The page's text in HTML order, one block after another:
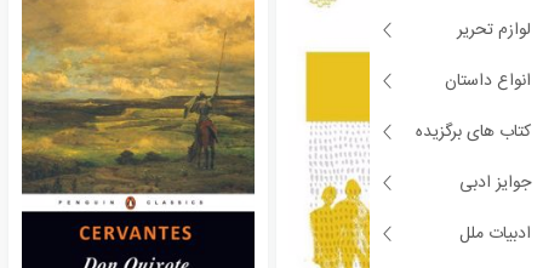
لوازم تحریر
انواع داستان
کتاب های برگزیده
جوایز ادبی
ادبیات ملل